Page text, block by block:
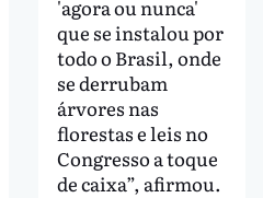
'agora ou nunca'
que se instalou por
todo o Brasil, onde
se derrubam
árvores nas
florestas e leis no
Congresso a toque
de caixa”, afirmou.